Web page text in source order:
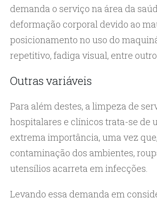
demanda o serviço na área da
deformação corporal devido ao
posicionamento no uso do
repetitivo, fadiga visual, entre
Outras variáveis
Para além destes, a limpeza de
hospitalares e clínicos trata-se de
extrema importância, uma vez
contaminação dos ambientes,
utensílios acarreta em infecções.
Levando essa demanda em